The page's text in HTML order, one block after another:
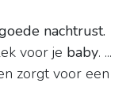
nachtrust.
voor je baby. ...
zorgt voor een